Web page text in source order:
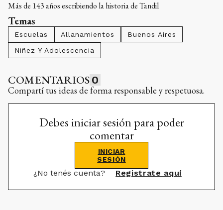
Más de 143 años escribiendo la historia de Tandil
Temas
Escuelas Allanamientos
Buenos Aires
Niñez Y Adolescencia
COMENTARIOS 0
Compartí tus ideas de forma responsable y respetuosa.
Debes iniciar sesión para poder
comentar
INICIAR
SESIÓN
¿No tenés cuenta? Registrate aquí